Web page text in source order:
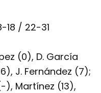
18 / 22-31
(0), D. García
J. Fernández (7);
), Martínez (13),